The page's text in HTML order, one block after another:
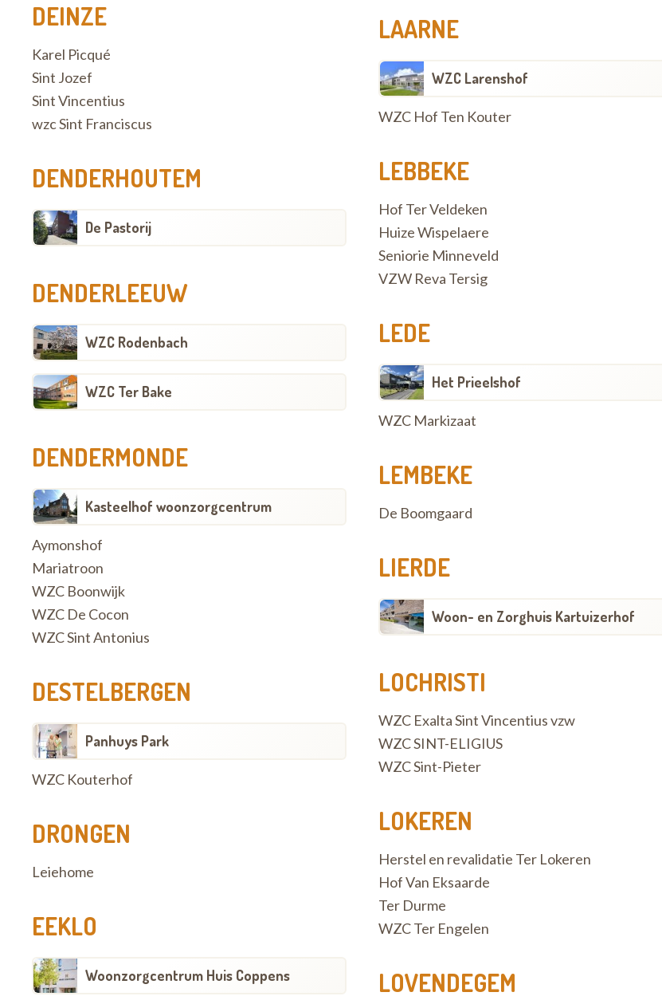
DEINZE
Karel Picqué
Sint Jozef
Sint Vincentius
wzc Sint Franciscus
DENDERHOUTEM
De Pastorij
DENDERLEEUW
WZC Rodenbach
WZC Ter Bake
DENDERMONDE
Kasteelhof woonzorgcentrum
Aymonshof
Mariatroon
WZC Boonwijk
WZC De Cocon
WZC Sint Antonius
DESTELBERGEN
Panhuys Park
WZC Kouterhof
DRONGEN
Leiehome
EEKLO
Woonzorgcentrum Huis Coppens
LAARNE
WZC Larenshof
WZC Hof Ten Kouter
LEBBEKE
Hof Ter Veldeken
Huize Wispelaere
Seniorie Minneveld
VZW Reva Tersig
LEDE
Het Prieelshof
WZC Markizaat
LEMBEKE
De Boomgaard
LIERDE
Woon- en Zorghuis Kartuizerhof
LOCHRISTI
WZC Exalta Sint Vincentius vzw
WZC SINT-ELIGIUS
WZC Sint-Pieter
LOKEREN
Herstel en revalidatie Ter Lokeren
Hof Van Eksaarde
Ter Durme
WZC Ter Engelen
LOVENDEGEM